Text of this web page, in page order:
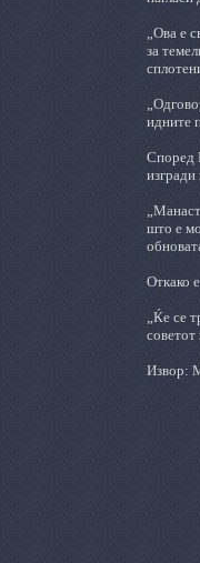
„Ова е
за
идните
Според
„
што е
Откако
„Ќе се
Извор: